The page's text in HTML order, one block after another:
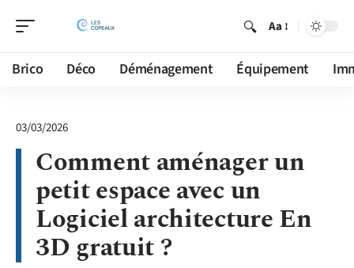
Aa
Brico Déco Déménagement Équipement
03/03/2026
Comment aménager un
petit espace avec un
Logiciel architecture En
3D gratuit ?